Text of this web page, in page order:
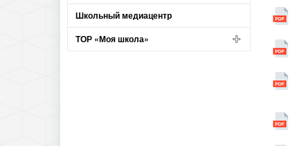
Школьный медиацентр
ТОР «Моя школа»